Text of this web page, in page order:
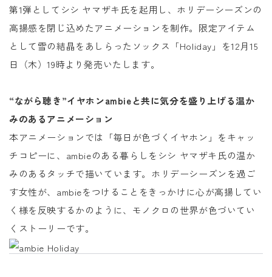
第1弾としてシシ ヤマザキ氏を起用し、ホリデーシーズンの
高揚感を閉じ込めたアニメーションを制作。限定アイテム
として雪の結晶をあしらったソックス「Holiday」を12月15
日（木）19時より発売いたします。
“ながら聴き”イヤホンambieと共に気分を盛り上げる温か
みのあるアニメーション
本アニメーションでは「毎日が色づくイヤホン」をキャッ
チコピーに、ambieのある暮らしをシシ ヤマザキ氏の温か
みのあるタッチで描いています。ホリデーシーズンを過ご
す女性が、ambieをつけることをきっかけに心が高揚してい
く様を反映するかのように、モノクロの世界が色づいてい
くストーリーです。